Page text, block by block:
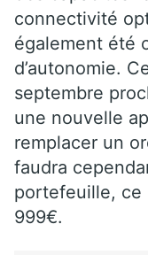
connectivité
également été
d’autonomie.
septembre
une nouvelle
remplacer un
faudra
portefeuille, ce
999€.